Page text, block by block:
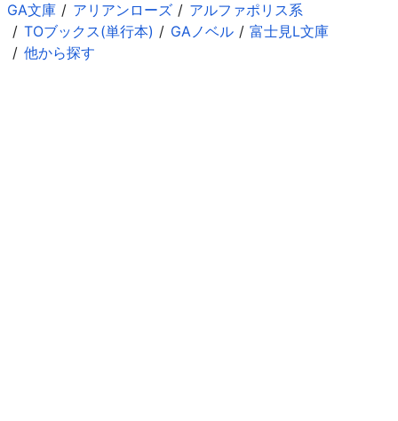
GA文庫 アリアンローズ
アルファポリス系
TOブックス(単行本)
GAノベル
富士見L文庫
他から探す